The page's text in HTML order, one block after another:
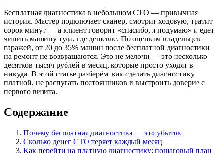
Бесплатная диагностика в небольшом СТО — привычная
история. Мастер подключает сканер, смотрит ходовую, тратит
сорок минут — а клиент говорит «спасибо, я подумаю» и едет
чинить машину туда, где дешевле. По оценкам владельцев
гаражей, от 20 до 35% машин после бесплатной диагностики
на ремонт не возвращаются. Это не мелочи — это несколько
десятков тысяч рублей в месяц, которые просто уходят в
никуда. В этой статье разберём, как сделать диагностику
платной, не распугать постоянников и выстроить доверие с
первого визита.
Содержание
Почему бесплатная диагностика — это убыток
Сколько денег СТО теряет каждый месяц
Как перейти на платную диагностику: пошаговый план